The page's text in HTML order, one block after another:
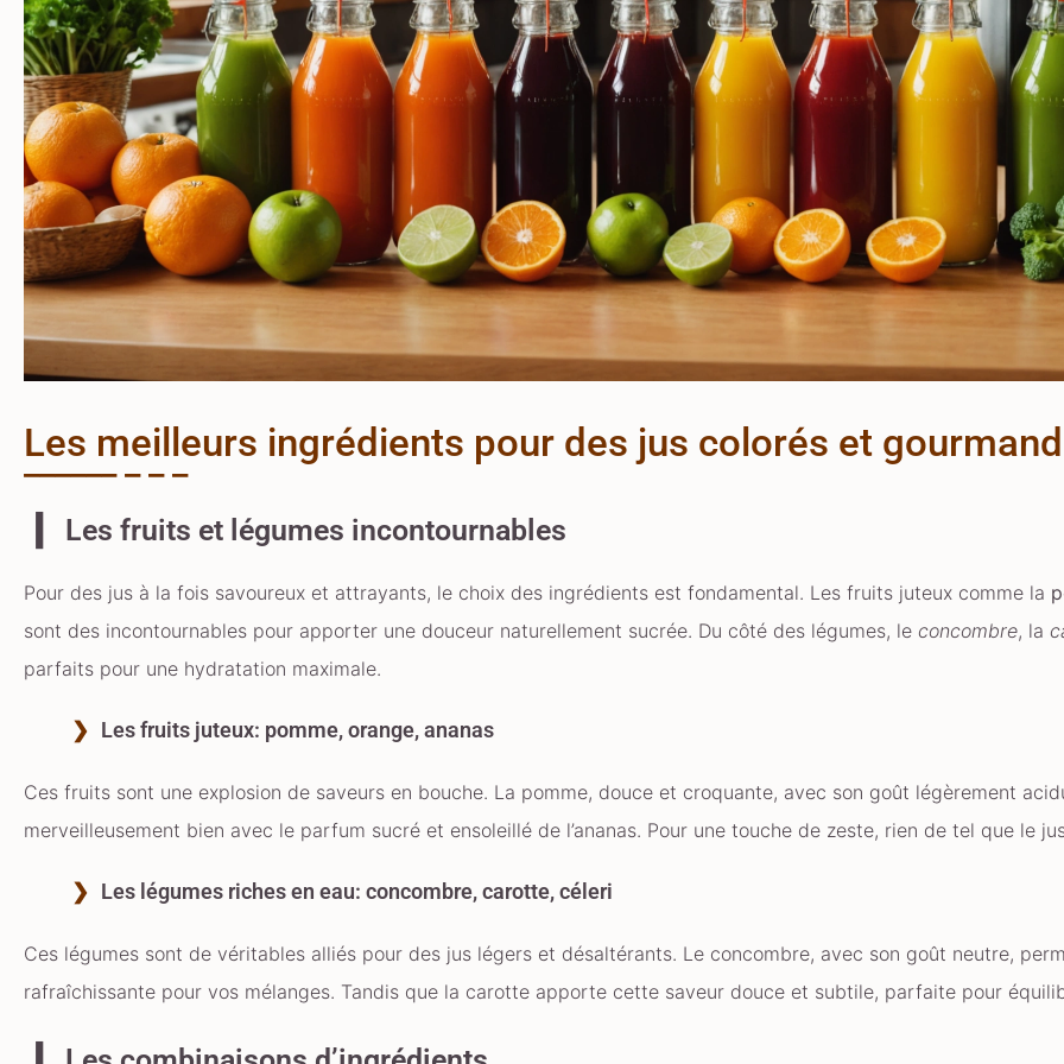
Les meilleurs ingrédients pour des jus colorés et
Les fruits et légumes incontournables
Pour des jus à la fois savoureux et attrayants, le choix des ingrédients est fondamental. Les fruits juteux comme la
sont des incontournables pour apporter une douceur naturellement sucrée. Du côté des légumes, le concombre, la
parfaits pour une hydratation maximale.
Les fruits juteux: pomme, orange, ananas
Ces fruits sont une explosion de saveurs en bouche. La pomme, douce et croquante, avec son goût légèrement
merveilleusement bien avec le parfum sucré et ensoleillé de l’ananas. Pour une touche de zeste, rien de tel que le
Les légumes riches en eau: concombre, carotte, céleri
Ces légumes sont de véritables alliés pour des jus légers et désaltérants. Le concombre, avec son goût neutre,
rafraîchissante pour vos mélanges. Tandis que la carotte apporte cette saveur douce et subtile, parfaite pour